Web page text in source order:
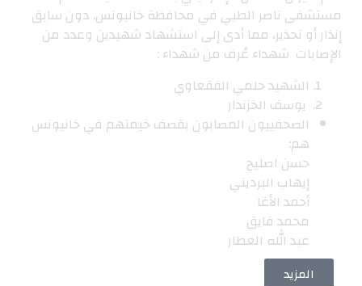
مستشفى ناصر الطبي في محافظة خانيونس. دون سابق
إنذار أو تحذير، مما أدى إلى استشهاد شهيدين وعدد من
الإصابات شهداء عُرف من شهداء :
الشهيد حلمي الفقعاوي
يوسف الخزندار
الصحفييون المصابون بقصف خيمتهم في خانيونس
هم:
حسن اصليح
إيهاب البرديني
أحمد الأغا
محمد فايق
عبد الله العطار
المزيد